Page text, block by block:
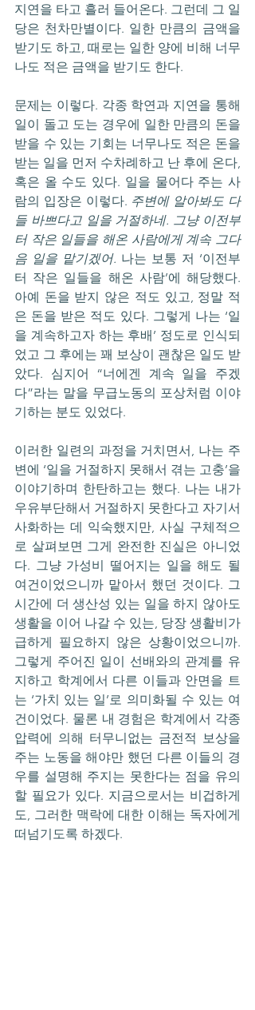
지연을 타고 흘러 들어온다. 그런데 그 일
당은 천차만별이다. 일한 만큼의 금액을
받기도 하고, 때로는 일한 양에 비해 너무
나도 적은 금액을 받기도 한다.
문제는 이렇다. 각종 학연과 지연을 통해
일이 돌고 도는 경우에 일한 만큼의 돈을
받을 수 있는 기회는 너무나도 적은 돈을
받는 일을 먼저 수차례하고 난 후에 온다,
혹은 올 수도 있다. 일을 물어다 주는 사
람의 입장은 이렇다. 주변에 알아봐도 다
들 바쁘다고 일을 거절하네. 그냥 이전부
터 작은 일들을 해온 사람에게 계속 그다
음 일을 맡기겠어. 나는 보통 저 ‘이전부
터 작은 일들을 해온 사람’에 해당했다.
아예 돈을 받지 않은 적도 있고, 정말 적
은 돈을 받은 적도 있다. 그렇게 나는 ‘일
을 계속하고자 하는 후배’ 정도로 인식되
었고 그 후에는 꽤 보상이 괜찮은 일도 받
았다. 심지어 “너에겐 계속 일을 주겠
다”라는 말을 무급노동의 포상처럼 이야
기하는 분도 있었다.
이러한 일련의 과정을 거치면서, 나는 주
변에 ‘일을 거절하지 못해서 겪는 고충’을
이야기하며 한탄하고는 했다. 나는 내가
우유부단해서 거절하지 못한다고 자기서
사화하는 데 익숙했지만, 사실 구체적으
로 살펴보면 그게 완전한 진실은 아니었
다. 그냥 가성비 떨어지는 일을 해도 될
여건이었으니까 맡아서 했던 것이다. 그
시간에 더 생산성 있는 일을 하지 않아도
생활을 이어 나갈 수 있는, 당장 생활비가
급하게 필요하지 않은 상황이었으니까.
그렇게 주어진 일이 선배와의 관계를 유
지하고 학계에서 다른 이들과 안면을 트
는 ‘가치 있는 일’로 의미화될 수 있는 여
건이었다. 물론 내 경험은 학계에서 각종
압력에 의해 터무니없는 금전적 보상을
주는 노동을 해야만 했던 다른 이들의 경
우를 설명해 주지는 못한다는 점을 유의
할 필요가 있다. 지금으로서는 비겁하게
도, 그러한 맥락에 대한 이해는 독자에게
떠넘기도록 하겠다.